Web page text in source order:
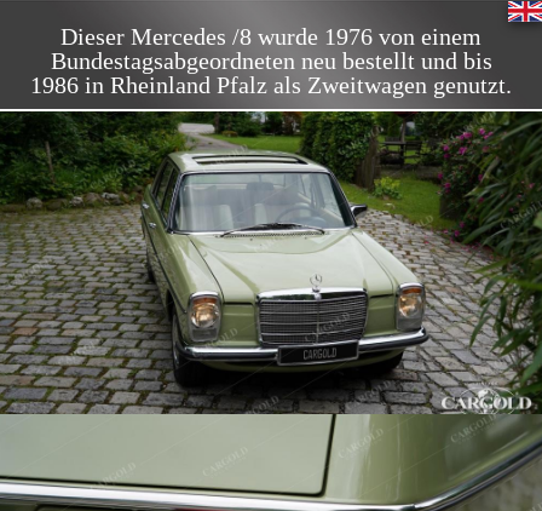
Dieser Mercedes /8 wurde 1976 von einem
Bundestagsabgeordneten neu bestellt und bis
1986 in Rheinland Pfalz als Zweitwagen genutzt.